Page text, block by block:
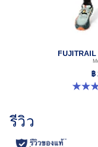
FUJITRAIL
฿
4.8 จาก 5 ดาว 81 รีวิว